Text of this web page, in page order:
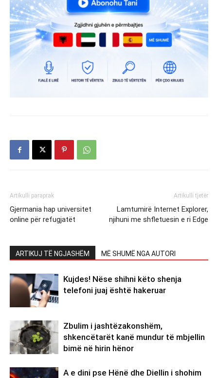
Artikulli paraprak
Gjermania hap universitet
online për refugjatët
Artikulli tjetër
Lamtumirë Internet Explorer,
njihuni me shfletuesin e ri Edge
ARTIKUJ TË NGJASHËM MË SHUMË NGA AUTORI
Kujdes! Nëse shihni këto shenja
telefoni juaj është hakeruar
Zbulim i jashtëzakonshëm,
shkencëtarët kanë mundur të mbjellin
bimë në hirin hënor
A e dini pse Hënë dhe Diellin i shohim